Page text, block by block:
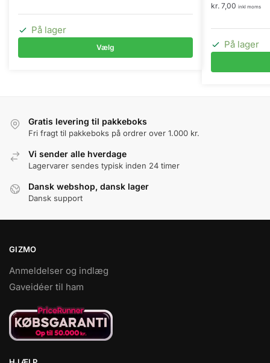
På lager
Vælg
kr. 7,00 inkl moms
På lager
Gratis levering til pakkeboks
Fri fragt til pakkeboks på ordrer over 1.000 kr.
Vi sender alle hverdage
Lagervarer sendes typisk inden 24 timer
Dansk webshop, dansk lager
Dansk support
GIZMO
Anmeldelser og indlæg
Gaveidéer til ham